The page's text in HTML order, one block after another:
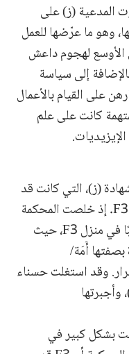
المدعية (ز) على
وهو ما عرّضها للعمل
لهجوم داعش
إلى سياسة
على القيام بالأعمال
كانت على علم
(ز)، التي كانت قد
خُصصت أَمَة/سبيّة لـ [حُجب الاسم]، F3. إذ خلصت المحكمة
إلى أن المتهمة مكثت لمدة شهر تقريبًا في منزل F3، حيث
أَمَة/
وقد استغلت حسناء
بشكل كبير في